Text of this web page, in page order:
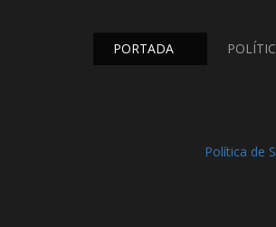
PORTADA
Política de